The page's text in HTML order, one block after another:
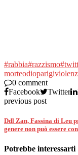
#rabbia#razzismo
morteodioparigi
0 comment
Facebook
Twitter
previous post
Ddl Zan, Fassina di Leu
genere non può essere
Potrebbe interessarti